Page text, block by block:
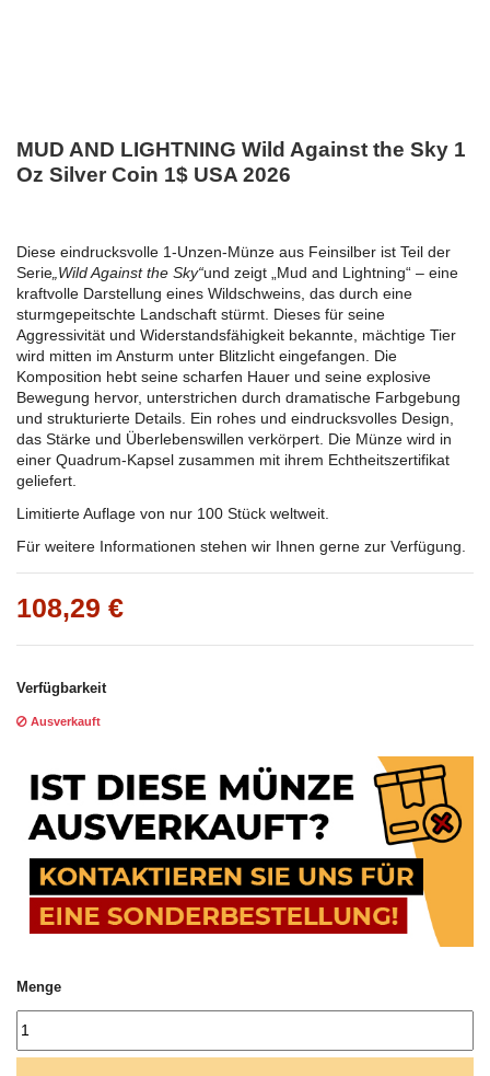
MUD AND LIGHTNING Wild Against the Sky 1
Oz Silver Coin 1$ USA 2026
Diese eindrucksvolle 1-Unzen-Münze aus Feinsilber ist Teil der
Serie „Wild Against the Sky“und zeigt „Mud and Lightning“ – eine
kraftvolle Darstellung eines Wildschweins, das durch eine
sturmgepeitschte Landschaft stürmt. Dieses für seine
Aggressivität und Widerstandsfähigkeit bekannte, mächtige Tier
wird mitten im Ansturm unter Blitzlicht eingefangen. Die
Komposition hebt seine scharfen Hauer und seine explosive
Bewegung hervor, unterstrichen durch dramatische Farbgebung
und strukturierte Details. Ein rohes und eindrucksvolles Design,
das Stärke und Überlebenswillen verkörpert. Die Münze wird in
einer Quadrum-Kapsel zusammen mit ihrem Echtheitszertifikat
geliefert.
Limitierte Auflage von nur 100 Stück weltweit.
Für weitere Informationen stehen wir Ihnen gerne zur Verfügung.
108,29 €
Verfügbarkeit
Ausverkauft
Menge